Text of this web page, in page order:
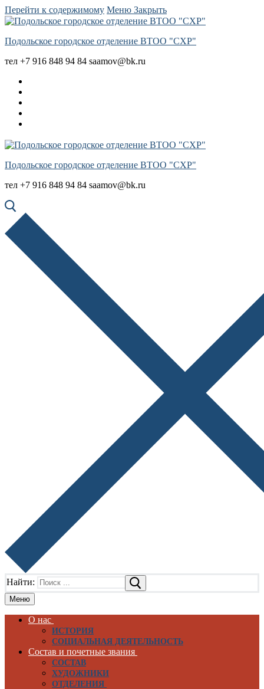
Перейти к содержимому Меню Закрыть
Подольское городское отделение ВТОО "СХР"
тел +7 916 848 94 84 saamov@bk.ru
Подольское городское отделение ВТОО "СХР"
тел +7 916 848 94 84 saamov@bk.ru
Найти:
Меню
О нас
ИСТОРИЯ
СОЦИАЛЬНАЯ ДЕЯТЕЛЬНОСТЬ
Состав и почетные звания
СОСТАВ
ХУДОЖНИКИ
ОТДЕЛЕНИЯ